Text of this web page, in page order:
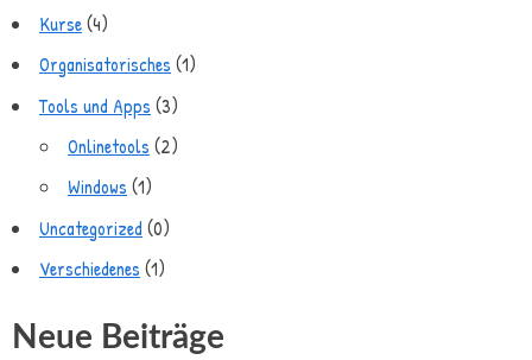
Kurse(4)
Organisatorisches (1)
Tools und Apps (3)
Onlinetools (2)
Windows (1)
Uncategorized (0)
Verschiedenes (1)
Neue Beiträge